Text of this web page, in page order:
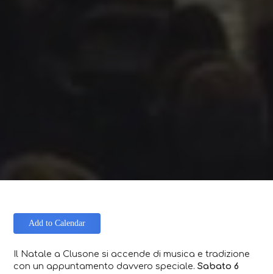
Add to Calendar
Il Natale a Clusone si accende di musica e tradizione
con un appuntamento davvero speciale.Sabato 6